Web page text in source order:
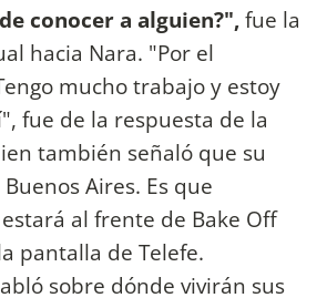
conocer a alguien?",fue la
hacia Nara. "Por el
mucho trabajo y estoy
fue de la respuesta de la
también señaló que su
Aires. Es que
al frente de Bake Off
pantalla de Telefe.
sobre dónde vivirán sus